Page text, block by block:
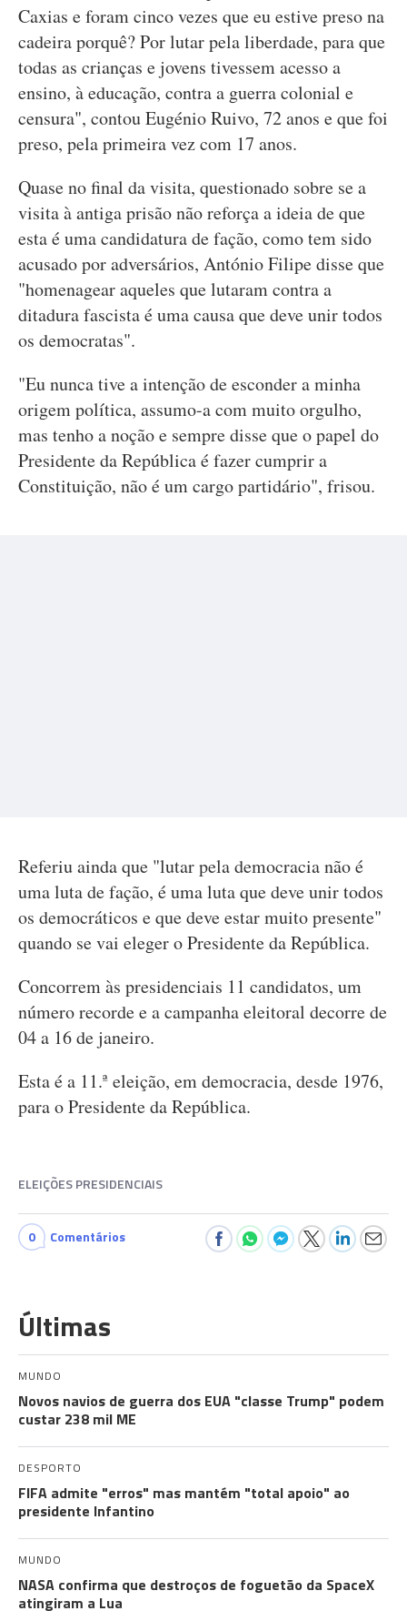
Caxias e foram cinco vezes que eu estive preso na
cadeira porquê? Por lutar pela liberdade, para que
todas as crianças e jovens tivessem acesso a
ensino, à educação, contra a guerra colonial e
censura", contou Eugénio Ruivo, 72 anos e que foi
preso, pela primeira vez com 17 anos.
Quase no final da visita, questionado sobre se a
visita à antiga prisão não reforça a ideia de que
esta é uma candidatura de fação, como tem sido
acusado por adversários, António Filipe disse que
"homenagear aqueles que lutaram contra a
ditadura fascista é uma causa que deve unir todos
os democratas".
"Eu nunca tive a intenção de esconder a minha
origem política, assumo-a com muito orgulho,
mas tenho a noção e sempre disse que o papel do
Presidente da República é fazer cumprir a
Constituição, não é um cargo partidário", frisou.
Referiu ainda que "lutar pela democracia não é
uma luta de fação, é uma luta que deve unir todos
os democráticos e que deve estar muito presente"
quando se vai eleger o Presidente da República.
Concorrem às presidenciais 11 candidatos, um
número recorde e a campanha eleitoral decorre de
04 a 16 de janeiro.
Esta é a 11.ª eleição, em democracia, desde 1976,
para o Presidente da República.
ELEIÇÕES PRESIDENCIAIS
0 Comentários
Últimas
MUNDO
Novos navios de guerra dos EUA "classe Trump" podem
custar 238 mil ME
DESPORTO
FIFA admite "erros" mas mantém "total apoio" ao
presidente Infantino
MUNDO
NASA confirma que destroços de foguetão da SpaceX
atingiram a Lua